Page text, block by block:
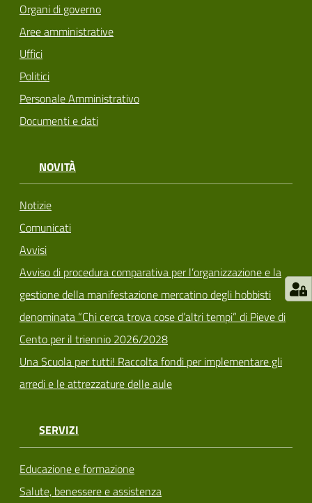
Organi di governo
Aree amministrative
Uffici
Politici
Personale Amministrativo
Documenti e dati
NOVITÀ
Notizie
Comunicati
Avvisi
Avviso di procedura comparativa per l’organizzazione e la
gestione della manifestazione mercatino degli hobbisti
denominata “Chi cerca trova cose d’altri tempi” di Pieve di
Cento per il triennio 2026/2028
Una Scuola per tutti! Raccolta fondi per implementare gli
arredi e le attrezzature delle aule
SERVIZI
Educazione e formazione
Salute, benessere e assistenza